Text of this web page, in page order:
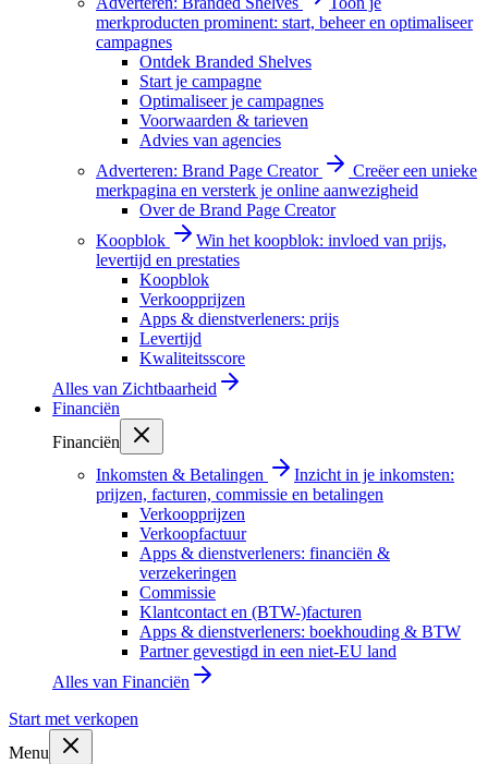
merkproducten prominent: start, beheer en optimaliseer
campagnes
Ontdek Branded Shelves
Start je campagne
Optimaliseer je campagnes
Voorwaarden & tarieven
Advies van agencies
Adverteren: Brand Page Creator
Creëer een unieke
merkpagina en versterk je online aanwezigheid
Over de Brand Page Creator
Koopblok
Win het koopblok: invloed van prijs,
levertijd en prestaties
Koopblok
Verkoopprijzen
Apps & dienstverleners: prijs
Levertijd
Kwaliteitsscore
Alles van Zichtbaarheid
Financiën
Financiën
Inkomsten & Betalingen
Inzicht in je inkomsten:
prijzen, facturen, commissie en betalingen
Verkoopprijzen
Verkoopfactuur
Apps & dienstverleners: financiën &
verzekeringen
Commissie
Klantcontact en (BTW-)facturen
Apps & dienstverleners: boekhouding & BTW
Partner gevestigd in een niet-EU land
Alles van Financiën
Start met verkopen
Menu